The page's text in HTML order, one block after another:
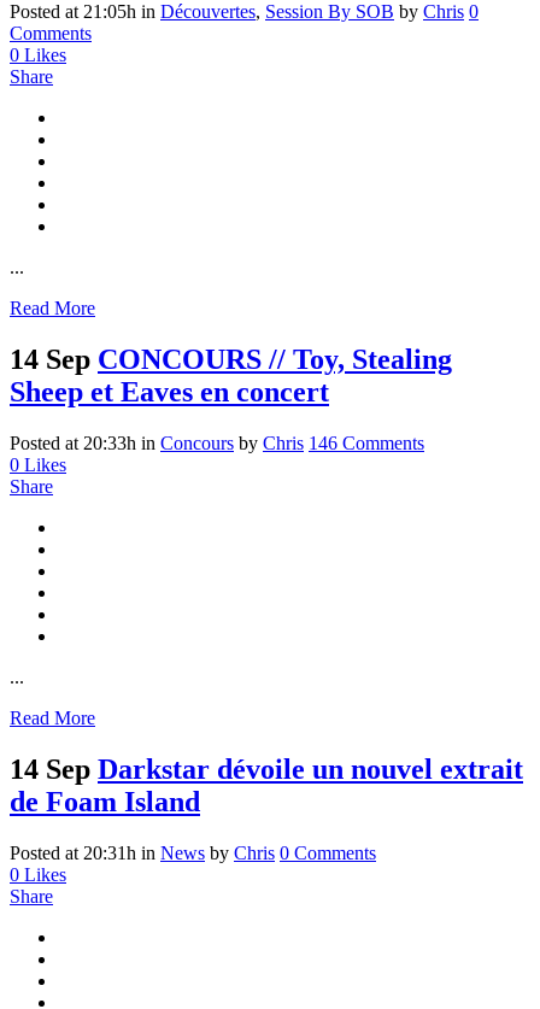
Posted at 21:05h in Découvertes, Session By SOB by Chris 0
Comments
0 Likes
Share
...
Read More
14 Sep CONCOURS // Toy, Stealing
Sheep et Eaves en concert
Posted at 20:33h in Concours by Chris 146 Comments
0 Likes
Share
...
Read More
14 Sep Darkstar dévoile un nouvel extrait
de Foam Island
Posted at 20:31h in News by Chris 0 Comments
0 Likes
Share